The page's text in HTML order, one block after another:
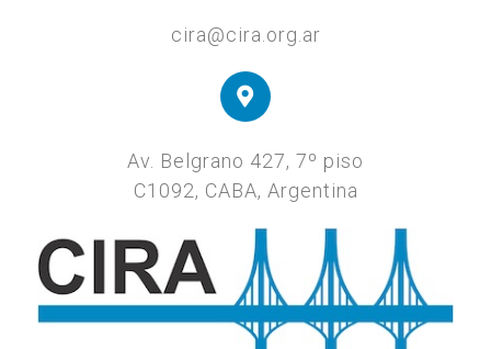
cira@cira.org.ar
Av. Belgrano 427, 7º piso
C1092, CABA, Argentina